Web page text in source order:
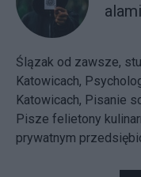
Ślązak od zawsze,
Katowicach,
Katowicach, Pisanie
Pisze felietony
prywatnym